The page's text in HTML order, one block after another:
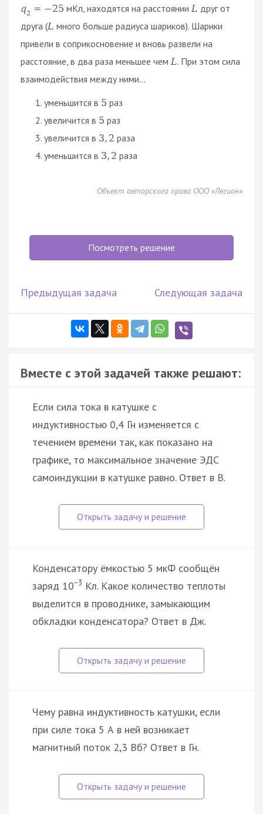
q2 = −25 мКл, находятся на расстоянии L друг от
друга (L много больше радиуса шариков). Шарики
привели в соприкосновение и вновь развели на
расстояние, в два раза меньшее чем L. При этом сила
взаимодействия между ними...
уменьшится в 5 раз
увеличится в 5 раз
увеличится в 3, 2 раза
уменьшится в 3, 2 раза
Объект авторского права ООО «Легион»
Посмотреть решение
Предыдущая задача Следующая задача
Вместе с этой задачей также решают:
Если сила тока в катушке с
индуктивностью 0,4 Гн изменяется с
течением времени так, как показано на
графике, то максимальное значение ЭДС
самоиндукции в катушке равно. Ответ в В.
Конденсатору ёмкостью 5 мкФ сообщён
заряд 10−3 Кл. Какое количество теплоты
выделится в проводнике, замыкающим
обкладки конденсатора? Ответ в Дж.
Чему равна индуктивность катушки, если
при силе тока 5 А в ней возникает
магнитный поток 2,3 Вб? Ответ в Гн.